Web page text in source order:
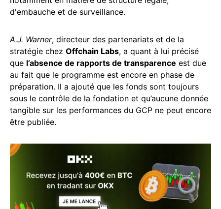
d'embauche et de surveillance.
A.J. Warner, directeur des partenariats et de la
stratégie chez Offchain Labs, a quant à lui précisé
que l’absence de rapports de transparence est due
au fait que le programme est encore en phase de
préparation. Il a ajouté que les fonds sont toujours
sous le contrôle de la fondation et qu’aucune donnée
tangible sur les performances du GCP ne peut encore
être publiée.